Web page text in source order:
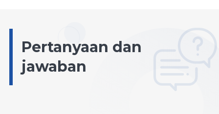
Pertanyaan dan
jawaban